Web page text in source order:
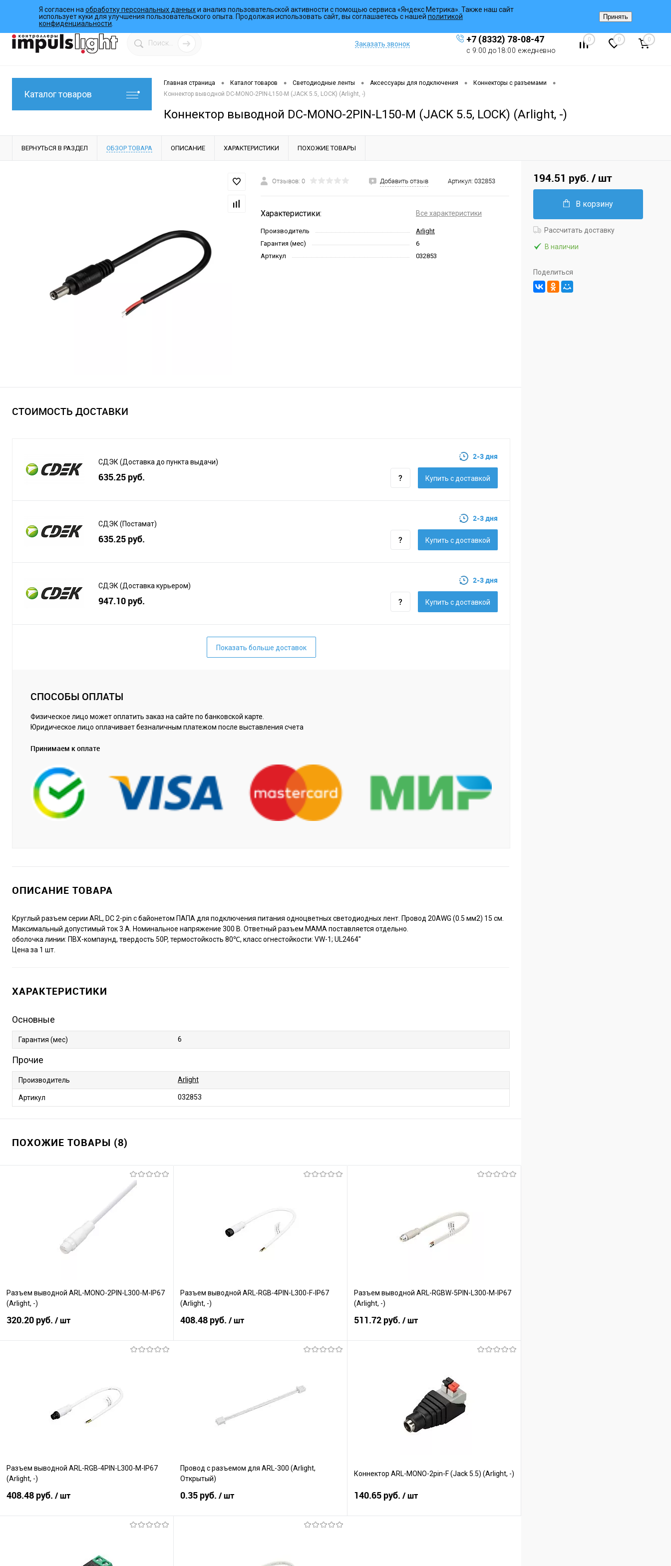
О компании Инструкции Работы Программы Коллекции Регистрация
Заказать звонок +7 (8332) 78-08-47
с 9:00 до18:00 ежедневно
0 0 0
Каталог товаров
Главная страница • Каталог товаров • Светодиодные ленты • Аксессуары для подключения • Коннекторы с разъемами •
Коннектор выводной DC-MONO-2PIN-L150-M (JACK 5.5, LOCK) (Arlight, -)
Коннектор выводной DC-MONO-2PIN-L150-M (JACK 5.5, LOCK) (Arlight, -)
ВЕРНУТЬСЯ В РАЗДЕЛ ОБЗОР ТОВАРА ОПИСАНИЕ ХАРАКТЕРИСТИКИ ПОХОЖИЕ ТОВАРЫ
Отзывов: 0 Добавить отзыв Артикул: 032853
Характеристики: Все характеристики
Производитель
Arlight
Гарантия (мес)
6
Артикул
032853
СТОИМОСТЬ ДОСТАВКИ
СДЭК (Доставка до пункта выдачи)
635.25 руб.
2-3 дня
Купить c доставкой
СДЭК (Постамат)
635.25 руб.
2-3 дня
Купить c доставкой
СДЭК (Доставка курьером)
947.10 руб.
2-3 дня
Купить c доставкой
Показать больше доставок
СПОСОБЫ ОПЛАТЫ
Физическое лицо может оплатить заказ на сайте по банковской карте.
Юридическое лицо оплачивает безналичным платежом после выставления счета
Принимаем к оплате
ОПИСАНИЕ ТОВАРА
Круглый разъем серии ARL, DC 2-pin с байонетом ПАПА для подключения питания одноцветных светодиодных лент. Провод 20AWG (0.5 мм2) 15 см.
Максимальный допустимый ток 3 А. Номинальное напряжение 300 В. Ответный разъем МАМА поставляется отдельно.
оболочка линии: ПВХ-компаунд, твердость 50P, термостойкость 80℃, класс огнестойкости: VW-1; UL2464"
Цена за 1 шт.
ХАРАКТЕРИСТИКИ
Основные
Гарантия (мес) 6
Прочие
Производитель Arlight
Артикул 032853
ПОХОЖИЕ ТОВАРЫ (8)
Разъем выводной ARL-MONO-2PIN-L300-M-IP67
(Arlight, -)
320.20 руб. / шт
В наличии
Разъем выводной ARL-RGB-4PIN-L300-F-IP67
(Arlight, -)
408.48 руб. / шт
Разъем выводной ARL-RGBW-5PIN-L300-M-IP67
(Arlight, -)
511.72 руб. / шт
В наличии
Разъем выводной ARL-RGB-4PIN-L300-M-IP67
(Arlight, -)
408.48 руб. / шт
Провод с разъемом для ARL-300 (Arlight,
Открытый)
0.35 руб. / шт
Коннектор ARL-MONO-2pin-F (Jack 5.5) (Arlight, -)
140.65 руб. / шт
194.51 руб. / шт
В корзину
Рассчитать доставку
В наличии
Поделиться
Я согласен на обработку персональных данныхи анализ пользовательской активности с помощью сервиса «Яндекс Метрика». Также наш сайт
использует куки для улучшения пользовательского опыта. Продолжая использовать сайт, вы соглашаетесь с нашей политикой
конфиденциальности
Принять